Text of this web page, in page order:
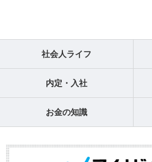
社会人ライフ
内定・入社
お金の知識